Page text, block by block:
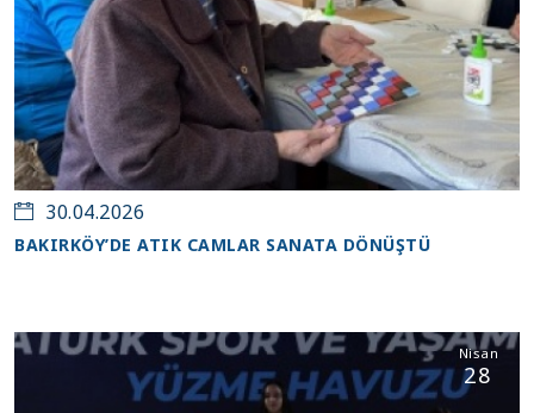
30.04.2026
BAKIRKÖY’DE ATIK CAMLAR SANATA DÖNÜŞTÜ
Nisan
28